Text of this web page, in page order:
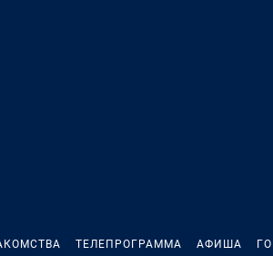
ТЕЛЕПРОГРАММА АФИША